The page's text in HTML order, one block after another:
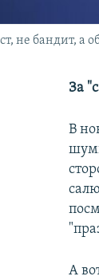
не бандит, а
За
В
А